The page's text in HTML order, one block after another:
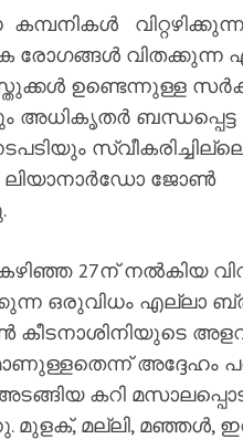
രോഗങ്ങള്‍
ഉണ്ടെന്നുള്ള
അധികൃതര്‍ ബന്ധപ്പെട്ട
ജോണ്‍
27ന് നല്‍കിയ
ഒരുവിധം എല്ലാ
കീടനാശിനിയുടെ
അദ്ദേഹം
കറി
മല്ലി, മഞ്ഞള്‍,